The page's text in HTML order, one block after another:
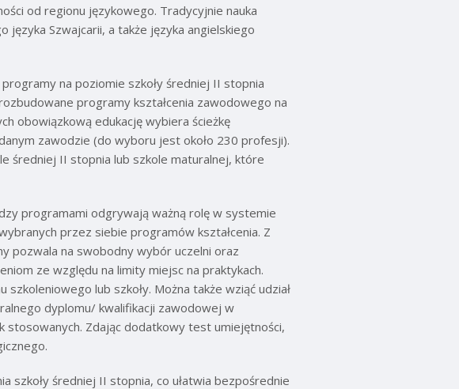
od regionu językowego. Tradycyjnie nauka
języka Szwajcarii, a także języka angielskiego
na poziomie szkoły średniej II stopnia
programy kształcenia zawodowego na
obowiązkową edukację wybiera ścieżkę
zawodzie (do wyboru jest około 230 profesji).
średniej II stopnia lub szkole maturalnej, które
programami odgrywają ważną rolę w systemie
przez siebie programów kształcenia. Z
pozwala na swobodny wybór uczelni oraz
ze względu na limity miejsc na praktykach.
lub szkoły. Można także wziąć udział
dyplomu/ kwalifikacji zawodowej w
Zdając dodatkowy test umiejętności,
szkoły średniej II stopnia, co ułatwia bezpośrednie